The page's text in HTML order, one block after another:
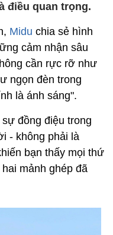
điều quan trọng.
Midu chia sẻ hình
cảm nhận sâu
cần rực rỡ như
ngọn đèn trong
là ánh sáng".
đồng điệu trong
- không phải là
bạn thấy mọi thứ
mảnh ghép đã